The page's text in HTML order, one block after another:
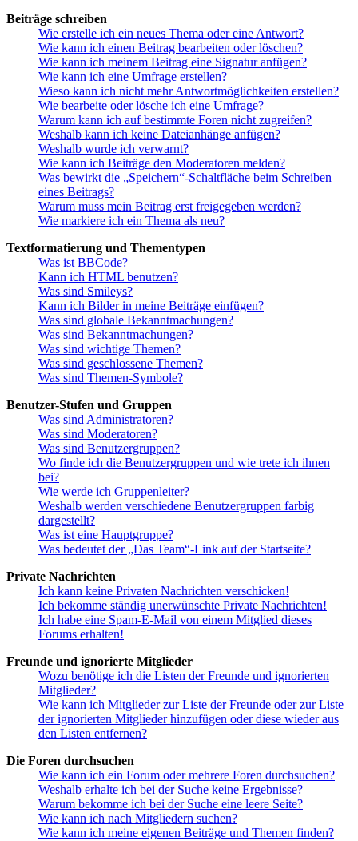
Beiträge schreiben
Wie erstelle ich ein neues Thema oder eine Antwort?
Wie kann ich einen Beitrag bearbeiten oder löschen?
Wie kann ich meinem Beitrag eine Signatur anfügen?
Wie kann ich eine Umfrage erstellen?
Wieso kann ich nicht mehr Antwortmöglichkeiten erstellen?
Wie bearbeite oder lösche ich eine Umfrage?
Warum kann ich auf bestimmte Foren nicht zugreifen?
Weshalb kann ich keine Dateianhänge anfügen?
Weshalb wurde ich verwarnt?
Wie kann ich Beiträge den Moderatoren melden?
Was bewirkt die „Speichern“-Schaltfläche beim Schreiben
eines Beitrags?
Warum muss mein Beitrag erst freigegeben werden?
Wie markiere ich ein Thema als neu?
Textformatierung und Thementypen
Was ist BBCode?
Kann ich HTML benutzen?
Was sind Smileys?
Kann ich Bilder in meine Beiträge einfügen?
Was sind globale Bekanntmachungen?
Was sind Bekanntmachungen?
Was sind wichtige Themen?
Was sind geschlossene Themen?
Was sind Themen-Symbole?
Benutzer-Stufen und Gruppen
Was sind Administratoren?
Was sind Moderatoren?
Was sind Benutzergruppen?
Wo finde ich die Benutzergruppen und wie trete ich ihnen
bei?
Wie werde ich Gruppenleiter?
Weshalb werden verschiedene Benutzergruppen farbig
dargestellt?
Was ist eine Hauptgruppe?
Was bedeutet der „Das Team“-Link auf der Startseite?
Private Nachrichten
Ich kann keine Privaten Nachrichten verschicken!
Ich bekomme ständig unerwünschte Private Nachrichten!
Ich habe eine Spam-E-Mail von einem Mitglied dieses
Forums erhalten!
Freunde und ignorierte Mitglieder
Wozu benötige ich die Listen der Freunde und ignorierten
Mitglieder?
Wie kann ich Mitglieder zur Liste der Freunde oder zur Liste
der ignorierten Mitglieder hinzufügen oder diese wieder aus
den Listen entfernen?
Die Foren durchsuchen
Wie kann ich ein Forum oder mehrere Foren durchsuchen?
Weshalb erhalte ich bei der Suche keine Ergebnisse?
Warum bekomme ich bei der Suche eine leere Seite?
Wie kann ich nach Mitgliedern suchen?
Wie kann ich meine eigenen Beiträge und Themen finden?